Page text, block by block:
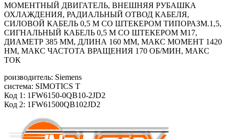
МОМЕНТНЫЙ ДВИГАТЕЛЬ, ВНЕШНЯЯ РУБАШКА
ОХЛАЖДЕНИЯ, РАДИАЛЬНЫЙ ОТВОД КАБЕЛЯ,
СИЛОВОЙ КАБЕЛЬ 0,5 М СО ШТЕКЕРОМ ТИПОРАЗМ.1,5,
СИГНАЛЬНЫЙ КАБЕЛЬ 0,5 М СО ШТЕКЕРОМ M17,
ДИАМЕТР 385 ММ, ДЛИНА 160 ММ, МАКС МОМЕНТ 1420
HM, МАКС ЧАСТОТА ВРАЩЕНИЯ 170 ОБ/МИН, МАКС
ТОК
роизводитель: Siemens
система: SIMOTICS T
Код 1: 1FW6150-0QB10-2JD2
Код 2: 1FW61500QB102JD2